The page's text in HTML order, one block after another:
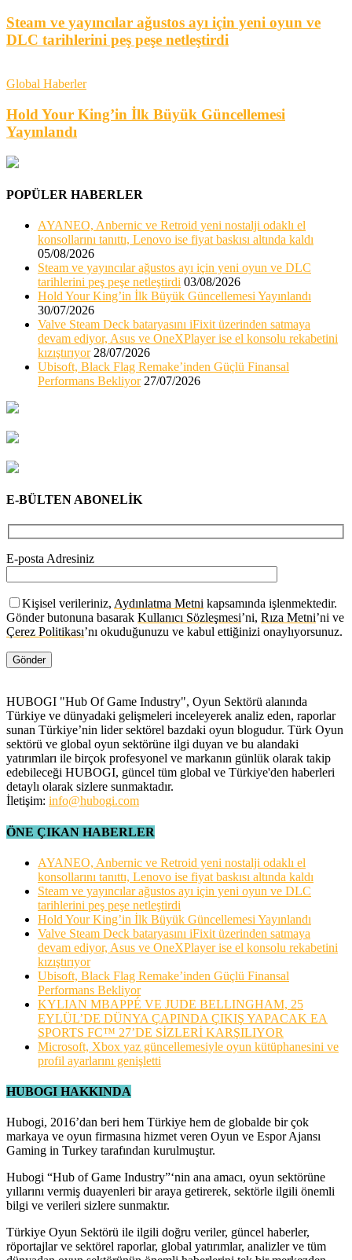
Steam ve yayıncılar ağustos ayı için yeni oyun ve
DLC tarihlerini peş peşe netleştirdi
Global Haberler
Hold Your King’in İlk Büyük Güncellemesi
Yayınlandı
POPÜLER HABERLER
AYANEO, Anbernic ve Retroid yeni nostalji odaklı el
konsollarını tanıttı, Lenovo ise fiyat baskısı altında kaldı
05/08/2026
Steam ve yayıncılar ağustos ayı için yeni oyun ve DLC
tarihlerini peş peşe netleştirdi 03/08/2026
Hold Your King’in İlk Büyük Güncellemesi Yayınlandı
30/07/2026
Valve Steam Deck bataryasını iFixit üzerinden satmaya
devam ediyor, Asus ve OneXPlayer ise el konsolu rekabetini
kızıştırıyor 28/07/2026
Ubisoft, Black Flag Remake’inden Güçlü Finansal
Performans Bekliyor 27/07/2026
E-BÜLTEN ABONELİK
E-posta Adresiniz
Kişisel verileriniz, Aydınlatma Metni kapsamında işlenmektedir.
Gönder butonuna basarak Kullanıcı Sözleşmesi’ni, Rıza Metni’ni ve
Çerez Politikası’nı okuduğunuzu ve kabul ettiğinizi onaylıyorsunuz.
HUBOGI "Hub Of Game Industry", Oyun Sektörü alanında
Türkiye ve dünyadaki gelişmeleri inceleyerek analiz eden, raporlar
sunan Türkiye’nin lider sektörel bazdaki oyun blogudur. Türk Oyun
sektörü ve global oyun sektörüne ilgi duyan ve bu alandaki
yatırımları ile birçok profesyonel ve markanın günlük olarak takip
edebileceği HUBOGI, güncel tüm global ve Türkiye'den haberleri
detaylı olarak sizlere sunmaktadır.
İletişim: info@hubogi.com
ÖNE ÇIKAN HABERLER
AYANEO, Anbernic ve Retroid yeni nostalji odaklı el
konsollarını tanıttı, Lenovo ise fiyat baskısı altında kaldı
Steam ve yayıncılar ağustos ayı için yeni oyun ve DLC
tarihlerini peş peşe netleştirdi
Hold Your King’in İlk Büyük Güncellemesi Yayınlandı
Valve Steam Deck bataryasını iFixit üzerinden satmaya
devam ediyor, Asus ve OneXPlayer ise el konsolu rekabetini
kızıştırıyor
Ubisoft, Black Flag Remake’inden Güçlü Finansal
Performans Bekliyor
KYLIAN MBAPPÉ VE JUDE BELLINGHAM, 25
EYLÜL’DE DÜNYA ÇAPINDA ÇIKIŞ YAPACAK EA
SPORTS FC™ 27’DE SİZLERİ KARŞILIYOR
Microsoft, Xbox yaz güncellemesiyle oyun kütüphanesini ve
profil ayarlarını genişletti
HUBOGI HAKKINDA
Hubogi, 2016’dan beri hem Türkiye hem de globalde bir çok
markaya ve oyun firmasına hizmet veren Oyun ve Espor Ajansı
Gaming in Turkey tarafından kurulmuştur.
Hubogi “Hub of Game Industry”‘nin ana amacı, oyun sektörüne
yıllarını vermiş duayenleri bir araya getirerek, sektörle ilgili önemli
bilgi ve verileri sizlere sunmaktır.
Türkiye Oyun Sektörü ile ilgili doğru veriler, güncel haberler,
röportajlar ve sektörel raporlar, global yatırımlar, analizler ve tüm